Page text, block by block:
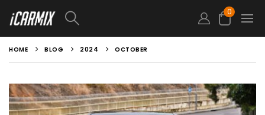
0
HOME BLOG 2024 OCTOBER